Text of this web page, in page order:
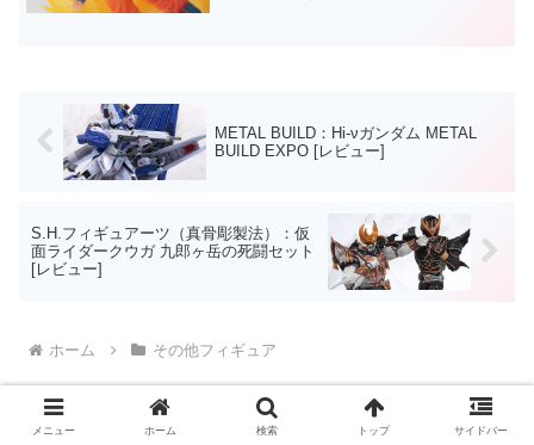
METAL BUILD：Hi-νガンダム METAL
BUILD EXPO [レビュー]
S.H.フィギュアーツ（真骨彫製法）：仮
面ライダークウガ 九郎ヶ岳の死闘セット
[レビュー]
ホーム その他フィギュア
メニュー ホーム 検索 トップ サイドバー